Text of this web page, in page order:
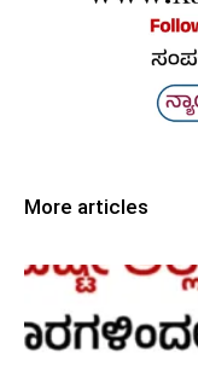
More articles